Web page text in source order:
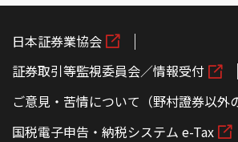
日本証券業協会
証券取引等監視委員会／情報受付
ご意見・苦情について（野村證券以外
国税電子申告・納税システム e-Tax